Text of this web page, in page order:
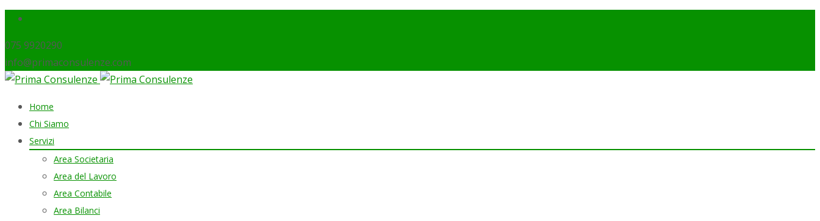
075 9920290
info@primaconsulenze.com
Skip
content
Home
Chi Siamo
Servizi
Area Societaria
Area del Lavoro
Area Contabile
Area Bilanci